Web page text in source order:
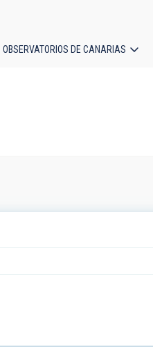
OBSERVATORIOS DE CANARIAS